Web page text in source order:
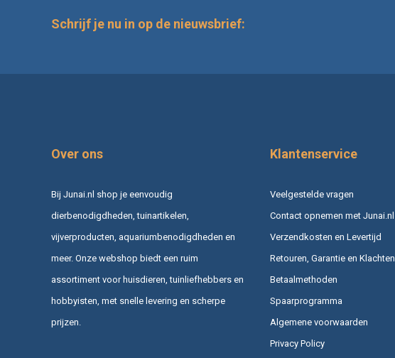
Schrijf je nu in op de nieuwsbrief:
Over ons
Bij Junai.nl shop je eenvoudig
dierbenodigdheden, tuinartikelen,
vijverproducten, aquariumbenodigdheden en
meer. Onze webshop biedt een ruim
assortiment voor huisdieren, tuinliefhebbers en
hobbyisten, met snelle levering en scherpe
prijzen.
Klantenservice
Veelgestelde vragen
Contact opnemen met Junai.nl
Verzendkosten en Levertijd
Retouren, Garantie en Klachten
Betaalmethoden
Spaarprogramma
Algemene voorwaarden
Privacy Policy